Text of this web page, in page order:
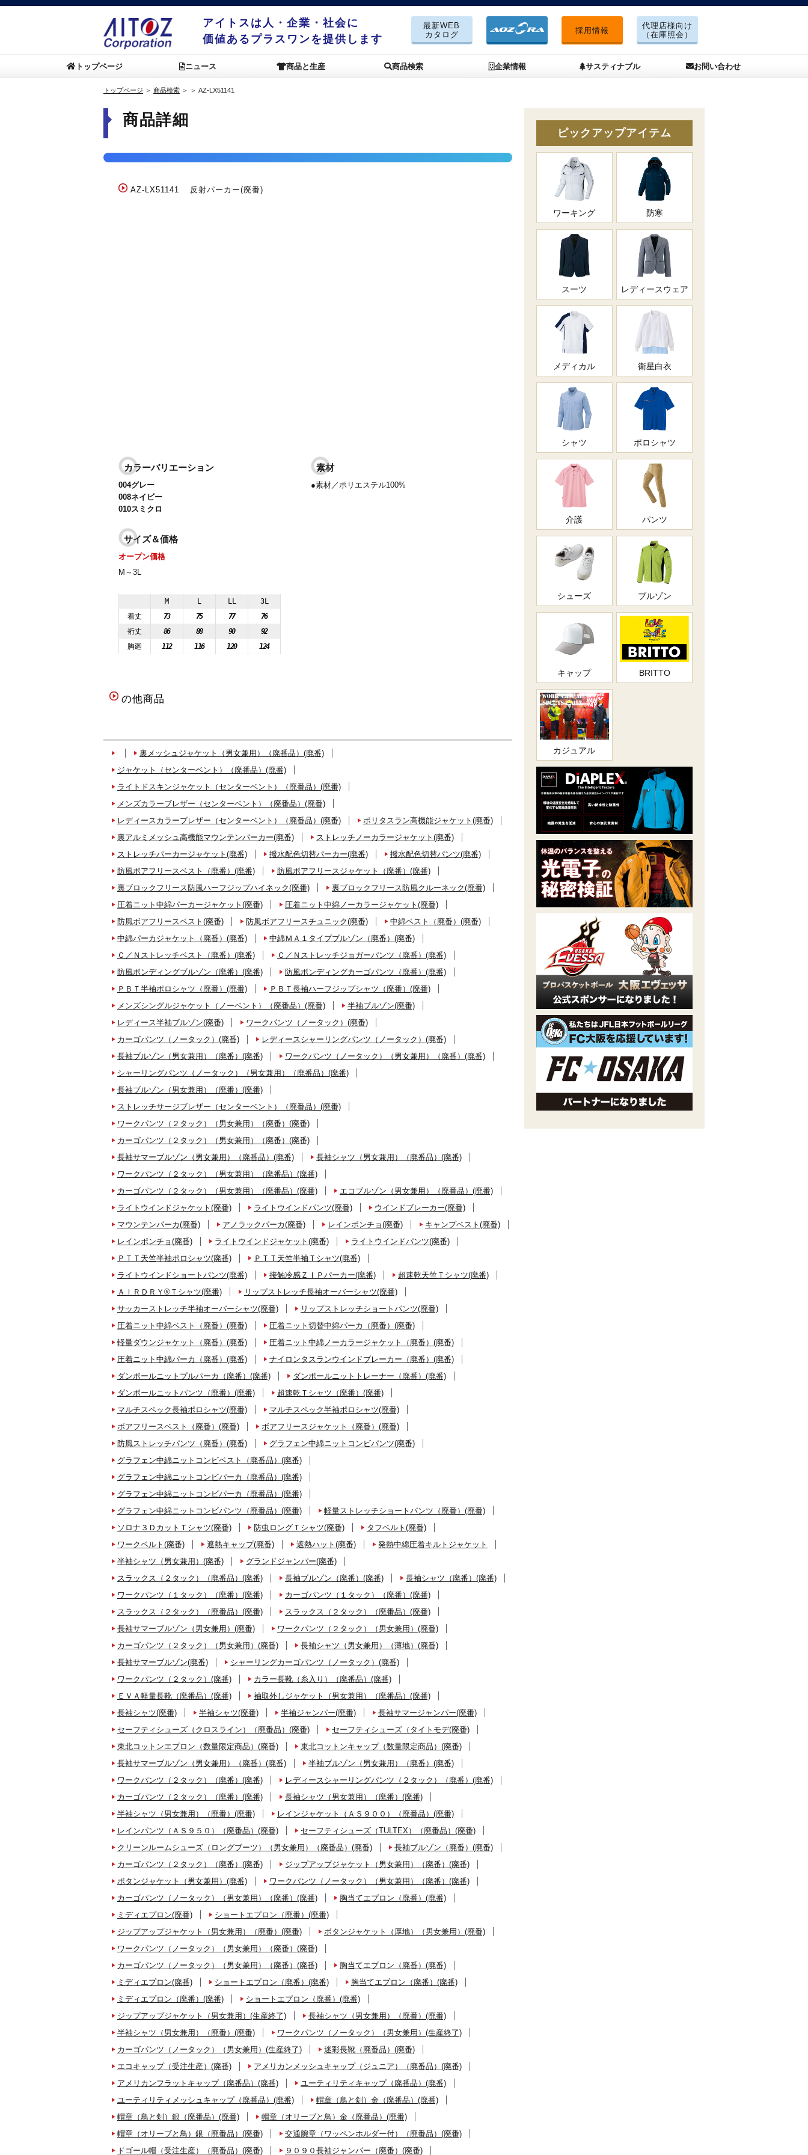
アイトスは人・企業・社会に
価値あるプラスワンを提供します
最新WEB
カタログ
採用情報
代理店様向け
（在庫照会）
トップページ ニュース 商品と生産 商品検索 企業情報 サスティナブル お問い合わせ
トップページ ＞ 商品検索 ＞ ＞ AZ-LX51141
商品詳細
AZ-LX51141 反射パーカー(廃番)
カラーバリエーション
004グレー
008ネイビー
010スミクロ
素材
●素材／ポリエステル100%
サイズ＆価格
オープン価格
M～3L
M L LL
3L
着丈
73 75 77
76
裄丈
86 88 90
92
胸廻
112 116 120 124
の他商品
裏メッシュジャケット（男女兼用）（廃番品）(廃番)
ジャケット（センターベント）（廃番品）(廃番)
ライトドスキンジャケット（センターベント）（廃番品）(廃番)
メンズカラーブレザー（センターベント）（廃番品）(廃番)
レディースカラーブレザー（センターベント）（廃番品）(廃番)
ポリタスラン高機能ジャケット(廃番)
裏アルミメッシュ高機能マウンテンパーカー(廃番)
ストレッチノーカラージャケット(廃番)
ストレッチパーカージャケット(廃番)
撥水配色切替パーカー(廃番)
撥水配色切替パンツ(廃番)
防風ボアフリースベスト（廃番）(廃番)
防風ボアフリースジャケット（廃番）(廃番)
裏ブロックフリース防風ハーフジップハイネック(廃番)
裏ブロックフリース防風クルーネック(廃番)
圧着ニット中綿パーカージャケット(廃番)
圧着ニット中綿ノーカラージャケット(廃番)
防風ボアフリースベスト(廃番)
防風ボアフリースチュニック(廃番)
中綿ベスト（廃番）(廃番)
中綿パーカジャケット（廃番）(廃番)
中綿ＭＡ１タイプブルゾン（廃番）(廃番)
Ｃ／Ｎストレッチベスト（廃番）(廃番)
Ｃ／Ｎストレッチジョガーパンツ（廃番）(廃番)
防風ボンディングブルゾン（廃番）(廃番)
防風ボンディングカーゴパンツ（廃番）(廃番)
ＰＢＴ半袖ポロシャツ（廃番）(廃番)
ＰＢＴ長袖ハーフジップシャツ（廃番）(廃番)
メンズシングルジャケット（ノーベント）（廃番品）(廃番)
半袖ブルゾン(廃番)
レディース半袖ブルゾン(廃番)
ワークパンツ（ノータック）(廃番)
カーゴパンツ（ノータック）(廃番)
レディースシャーリングパンツ（ノータック）(廃番)
長袖ブルゾン（男女兼用）（廃番）(廃番)
ワークパンツ（ノータック）（男女兼用）（廃番）(廃番)
シャーリングパンツ（ノータック）（男女兼用）（廃番品）(廃番)
長袖ブルゾン（男女兼用）（廃番）(廃番)
ストレッチサージブレザー（センターベント）（廃番品）(廃番)
ワークパンツ（２タック）（男女兼用）（廃番）(廃番)
カーゴパンツ（２タック）（男女兼用）（廃番）(廃番)
長袖サマーブルゾン（男女兼用）（廃番品）(廃番)
長袖シャツ（男女兼用）（廃番品）(廃番)
ワークパンツ（２タック）（男女兼用）（廃番品）(廃番)
カーゴパンツ（２タック）（男女兼用）（廃番品）(廃番)
エコブルゾン（男女兼用）（廃番品）(廃番)
ライトウインドジャケット(廃番)
ライトウインドパンツ(廃番)
ウインドブレーカー(廃番)
マウンテンパーカ(廃番)
アノラックパーカ(廃番) レインポンチョ(廃番)
キャンプベスト(廃番)
レインポンチョ(廃番)
ライトウインドジャケット(廃番)
ライトウインドパンツ(廃番)
ＰＴＴ天竺半袖ポロシャツ(廃番)
ＰＴＴ天竺半袖Ｔシャツ(廃番)
ライトウインドショートパンツ(廃番)
接触冷感ＺＩＰパーカー(廃番)
超速乾天竺Ｔシャツ(廃番)
ＡＩＲＤＲＹ®Ｔシャツ(廃番)
リップストレッチ長袖オーバーシャツ(廃番)
サッカーストレッチ半袖オーバーシャツ(廃番)
リップストレッチショートパンツ(廃番)
圧着ニット中綿ベスト（廃番）(廃番)
圧着ニット切替中綿パーカ（廃番）(廃番)
軽量ダウンジャケット（廃番）(廃番)
圧着ニット中綿ノーカラージャケット（廃番）(廃番)
圧着ニット中綿パーカ（廃番）(廃番)
ナイロンタスランウインドブレーカー（廃番）(廃番)
ダンボールニットプルパーカ（廃番）(廃番)
ダンボールニットトレーナー（廃番）(廃番)
ダンボールニットパンツ（廃番）(廃番)
超速乾Ｔシャツ（廃番）(廃番)
マルチスペック長袖ポロシャツ(廃番)
マルチスペック半袖ポロシャツ(廃番)
ボアフリースベスト（廃番）(廃番)
ボアフリースジャケット（廃番）(廃番)
防風ストレッチパンツ（廃番）(廃番)
グラフェン中綿ニットコンビパンツ(廃番)
グラフェン中綿ニットコンビベスト（廃番品）(廃番)
グラフェン中綿ニットコンビパーカ（廃番品）(廃番)
グラフェン中綿ニットコンビパーカ（廃番品）(廃番)
グラフェン中綿ニットコンビパンツ（廃番品）(廃番)
軽量ストレッチショートパンツ（廃番）(廃番)
ソロナ３ＤカットＴシャツ(廃番)
防虫ロングＴシャツ(廃番)
タフベルト(廃番)
ワークベルト(廃番)
遮熱キャップ(廃番) 遮熱ハット(廃番)
発熱中綿圧着キルトジャケット
半袖シャツ（男女兼用）(廃番)
グランドジャンパー(廃番)
スラックス（２タック）（廃番品）(廃番)
長袖ブルゾン（廃番）(廃番)
長袖シャツ（廃番）(廃番)
ワークパンツ（１タック）（廃番）(廃番)
カーゴパンツ（１タック）（廃番）(廃番)
スラックス（２タック）（廃番品）(廃番)
スラックス（２タック）（廃番品）(廃番)
長袖サマーブルゾン（男女兼用）(廃番)
ワークパンツ（２タック）（男女兼用）(廃番)
カーゴパンツ（２タック）（男女兼用）(廃番)
長袖シャツ（男女兼用）（薄地）(廃番)
長袖サマーブルゾン(廃番)
シャーリングカーゴパンツ（ノータック）(廃番)
ワークパンツ（２タック）(廃番)
カラー長靴（糸入り）（廃番品）(廃番)
ＥＶＡ軽量長靴（廃番品）(廃番)
袖取外しジャケット（男女兼用）（廃番品）(廃番)
長袖シャツ(廃番)
半袖シャツ(廃番) 半袖ジャンパー(廃番)
長袖サマージャンパー(廃番)
セーフティシューズ（クロスライン）（廃番品）(廃番)
セーフティシューズ（タイトモデ(廃番)
東北コットンエプロン（数量限定商品）(廃番)
東北コットンキャップ（数量限定商品）(廃番)
長袖サマーブルゾン（男女兼用）（廃番）(廃番)
半袖ブルゾン（男女兼用）（廃番）(廃番)
ワークパンツ（２タック）（廃番）(廃番)
レディースシャーリングパンツ（２タック）（廃番）(廃番)
カーゴパンツ（２タック）（廃番）(廃番)
長袖シャツ（男女兼用）（廃番）(廃番)
半袖シャツ（男女兼用）（廃番）(廃番)
レインジャケット（ＡＳ９００）（廃番品）(廃番)
レインパンツ（ＡＳ９５０）（廃番品）(廃番)
セーフティシューズ（TULTEX）（廃番品）(廃番)
クリーンルームシューズ（ロングブーツ）（男女兼用）（廃番品）(廃番)
長袖ブルゾン（廃番）(廃番)
カーゴパンツ（２タック）（廃番）(廃番)
ジップアップジャケット（男女兼用）（廃番）(廃番)
ボタンジャケット（男女兼用）(廃番)
ワークパンツ（ノータック）（男女兼用）（廃番）(廃番)
カーゴパンツ（ノータック）（男女兼用）（廃番）(廃番)
胸当てエプロン（廃番）(廃番)
ミディエプロン(廃番)
ショートエプロン（廃番）(廃番)
ジップアップジャケット（男女兼用）（廃番）(廃番)
ボタンジャケット（厚地）（男女兼用）(廃番)
ワークパンツ（ノータック）（男女兼用）（廃番）(廃番)
カーゴパンツ（ノータック）（男女兼用）（廃番）(廃番)
胸当てエプロン（廃番）(廃番)
ミディエプロン(廃番)
ショートエプロン（廃番）(廃番)
胸当てエプロン（廃番）(廃番)
ミディエプロン（廃番）(廃番)
ショートエプロン（廃番）(廃番)
ジップアップジャケット（男女兼用）(生産終了)
長袖シャツ（男女兼用）（廃番）(廃番)
半袖シャツ（男女兼用）（廃番）(廃番)
ワークパンツ（ノータック）（男女兼用）(生産終了)
カーゴパンツ（ノータック）（男女兼用）(生産終了)
迷彩長靴（廃番品）(廃番)
エコキャップ（受注生産）(廃番)
アメリカンメッシュキャップ（ジュニア）（廃番品）(廃番)
アメリカンフラットキャップ（廃番品）(廃番)
ユーティリティキャップ（廃番品）(廃番)
ユーティリティメッシュキャップ（廃番品）(廃番)
帽章（鳥と剣）金（廃番品）(廃番)
帽章（鳥と剣）銀（廃番品）(廃番)
帽章（オリーブと鳥）金（廃番品）(廃番)
帽章（オリーブと鳥）銀（廃番品）(廃番)
交通腕章（ワッペンホルダー付）（廃番品）(廃番)
ドゴール帽（受注生産）（廃番品）(廃番)
９０９０長袖ジャンパー（廃番）(廃番)
ピックアップアイテム
ワーキング 防寒
スーツ レディースウェア
メディカル 衛星白衣
シャツ ポロシャツ
介護 パンツ
シューズ ブルゾン
キャップ BRITTO
カジュアル